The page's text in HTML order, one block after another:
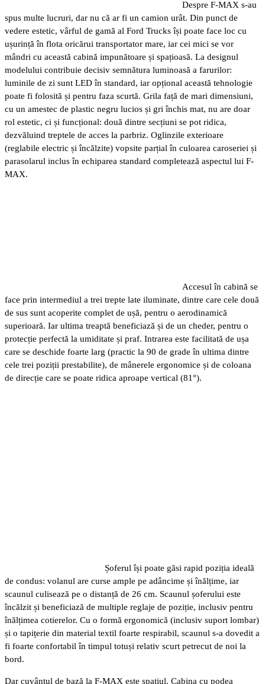
Despre F-MAX s-au
spus multe lucruri, dar nu că ar fi un camion urât. Din punct de
vedere estetic, vârful de gamă al Ford Trucks își poate face loc cu
ușurință în flota oricărui transportator mare, iar cei mici se vor
mândri cu această cabină impunătoare și spațioasă. La designul
modelului contribuie decisiv semnătura luminoasă a farurilor:
luminile de zi sunt LED în standard, iar opțional această tehnologie
poate fi folosită și pentru faza scurtă. Grila față de mari dimensiuni,
cu un amestec de plastic negru lucios și gri închis mat, nu are doar
rol estetic, ci și funcțional: două dintre secțiuni se pot ridica,
dezvăluind treptele de acces la parbriz. Oglinzile exterioare
(reglabile electric și încălzite) vopsite parțial în culoarea caroseriei și
parasolarul inclus în echiparea standard completează aspectul lui F-
MAX.
Accesul în cabină se
face prin intermediul a trei trepte late iluminate, dintre care cele două
de sus sunt acoperite complet de ușă, pentru o aerodinamică
superioară. Iar ultima treaptă beneficiază și de un cheder, pentru o
protecție perfectă la umiditate și praf. Intrarea este facilitată de ușa
care se deschide foarte larg (practic la 90 de grade în ultima dintre
cele trei poziții prestabilite), de mânerele ergonomice și de coloana
de direcție care se poate ridica aproape vertical (81°).
Șoferul își poate găsi rapid poziția ideală
de condus: volanul are curse ample pe adâncime și înălțime, iar
scaunul culisează pe o distanță de 26 cm. Scaunul șoferului este
încălzit și beneficiază de multiple reglaje de poziție, inclusiv pentru
înălțimea cotierelor. Cu o formă ergonomică (inclusiv suport lombar)
și o tapițerie din material textil foarte respirabil, scaunul s-a dovedit a
fi foarte confortabil în timpul totuși relativ scurt petrecut de noi la
bord.
Dar cuvântul de bază la F-MAX este spațiul. Cabina cu podea